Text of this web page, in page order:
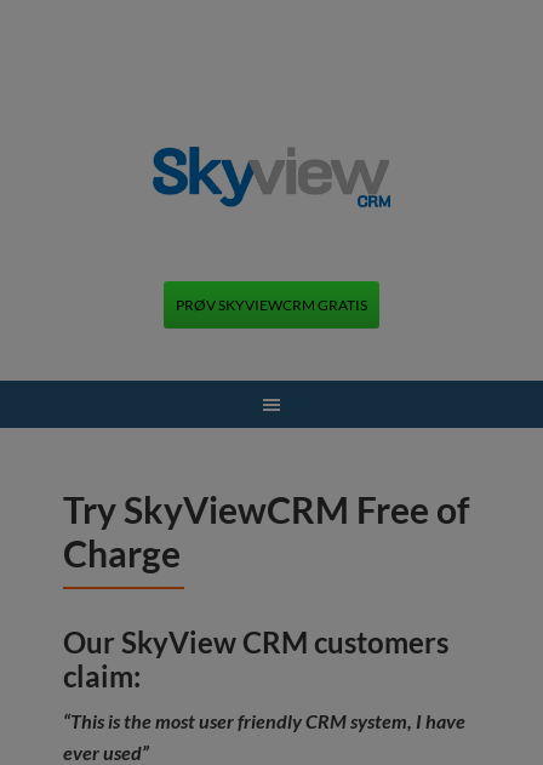
PRØV SKYVIEWCRM GRATIS
Try SkyViewCRM Free of
Charge
Our SkyView CRM customers
claim:
“This is the most user friendly CRM system, I have
ever used”